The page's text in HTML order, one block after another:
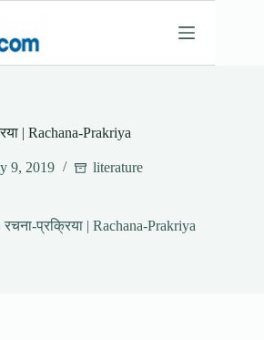
| Rachana-Prakriya
9, 2019 literature
रचना-प्रक्रिया | Rachana-Prakriya